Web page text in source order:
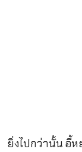
ยิ่งไปกว่านั้น อี้ห